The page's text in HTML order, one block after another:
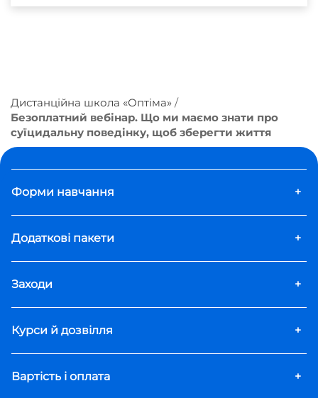
Дистанційна школа «Оптіма»
Безоплатний вебінар. Що ми маємо знати про
суїцидальну поведінку, щоб зберегти життя
Форми навчання +
Додаткові пакети +
Заходи +
Курси й дозвілля +
Вартість і оплата +